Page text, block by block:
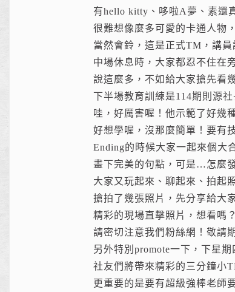
有hello kitty、哆啦A夢、素還
很難想像麼多可愛的卡通人物
當然會鈴，這是正式TM，講
中場休息時，大家都忍不住在
說這麼多，不如給大家搶先看
下半場教育訓練是114期則源
哇，好厲害喔！他示範了好幾
好想學喔，沒那麼簡單！要有
Ending的時候大家一起來個大
畫下完美的句點，可是…怎麼
大家又玩起來、聊起來、拍起
搶拍了幾張照片，先分享給大
精彩的現場直擊照片，想看嗎？
請密切注意我們粉絲網！敬請
另外特別promote一下，下星期
社友們將帶來精彩的三分鐘小
更重要的是要有超級強棒老師